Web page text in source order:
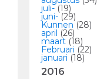
juli-(19)
juni-(29)
Kunnen(28)
april (26)
maart (18)
Februari (22)
januari (18)
2016